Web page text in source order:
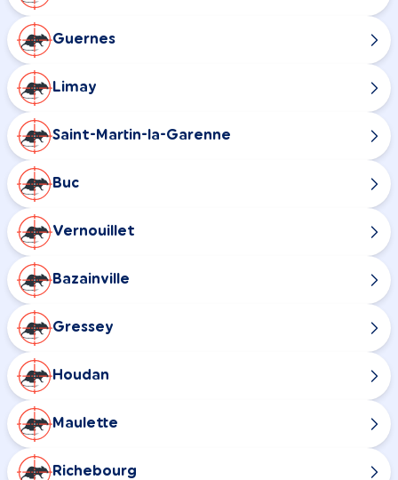
Guernes
Limay
Saint-Martin-la-Garenne
Buc
Vernouillet
Bazainville
Gressey
Houdan
Maulette
Richebourg